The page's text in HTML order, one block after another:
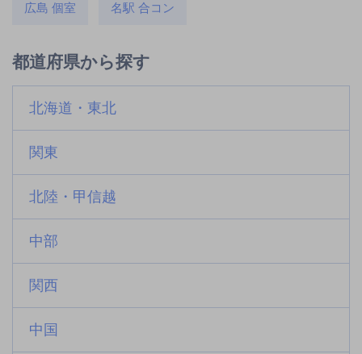
広島 個室 名駅 合コン
都道府県から探す
北海道・東北
関東
北陸・甲信越
中部
関西
中国